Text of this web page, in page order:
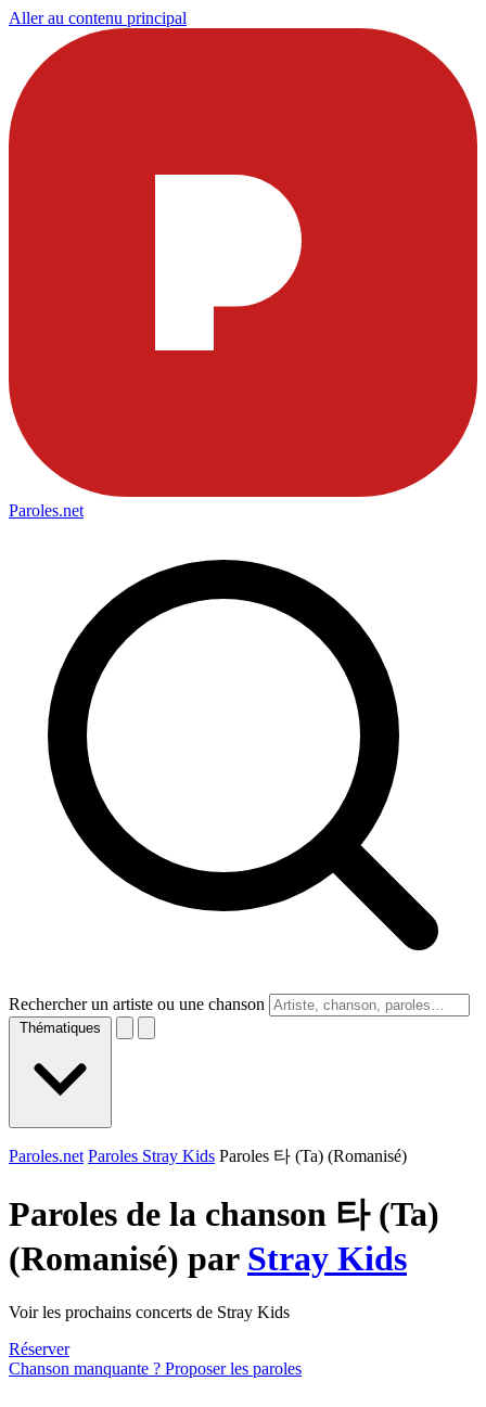
Aller au contenu principal
Paroles.net
Rechercher un artiste ou une chanson
Thématiques
Paroles.net Paroles Stray Kids Paroles 타 (Ta) (Romanisé)
Paroles de la chanson 타 (Ta)
(Romanisé) par Stray Kids
Voir les prochains concerts de Stray Kids
Réserver
Chanson manquante ? Proposer les paroles